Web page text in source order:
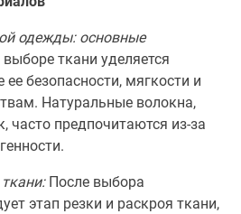
одежды: основные
ткани уделяется
безопасности, мягкости и
Натуральные волокна,
часто предпочитаются из-за
После выбора
этап резки и раскроя ткани,